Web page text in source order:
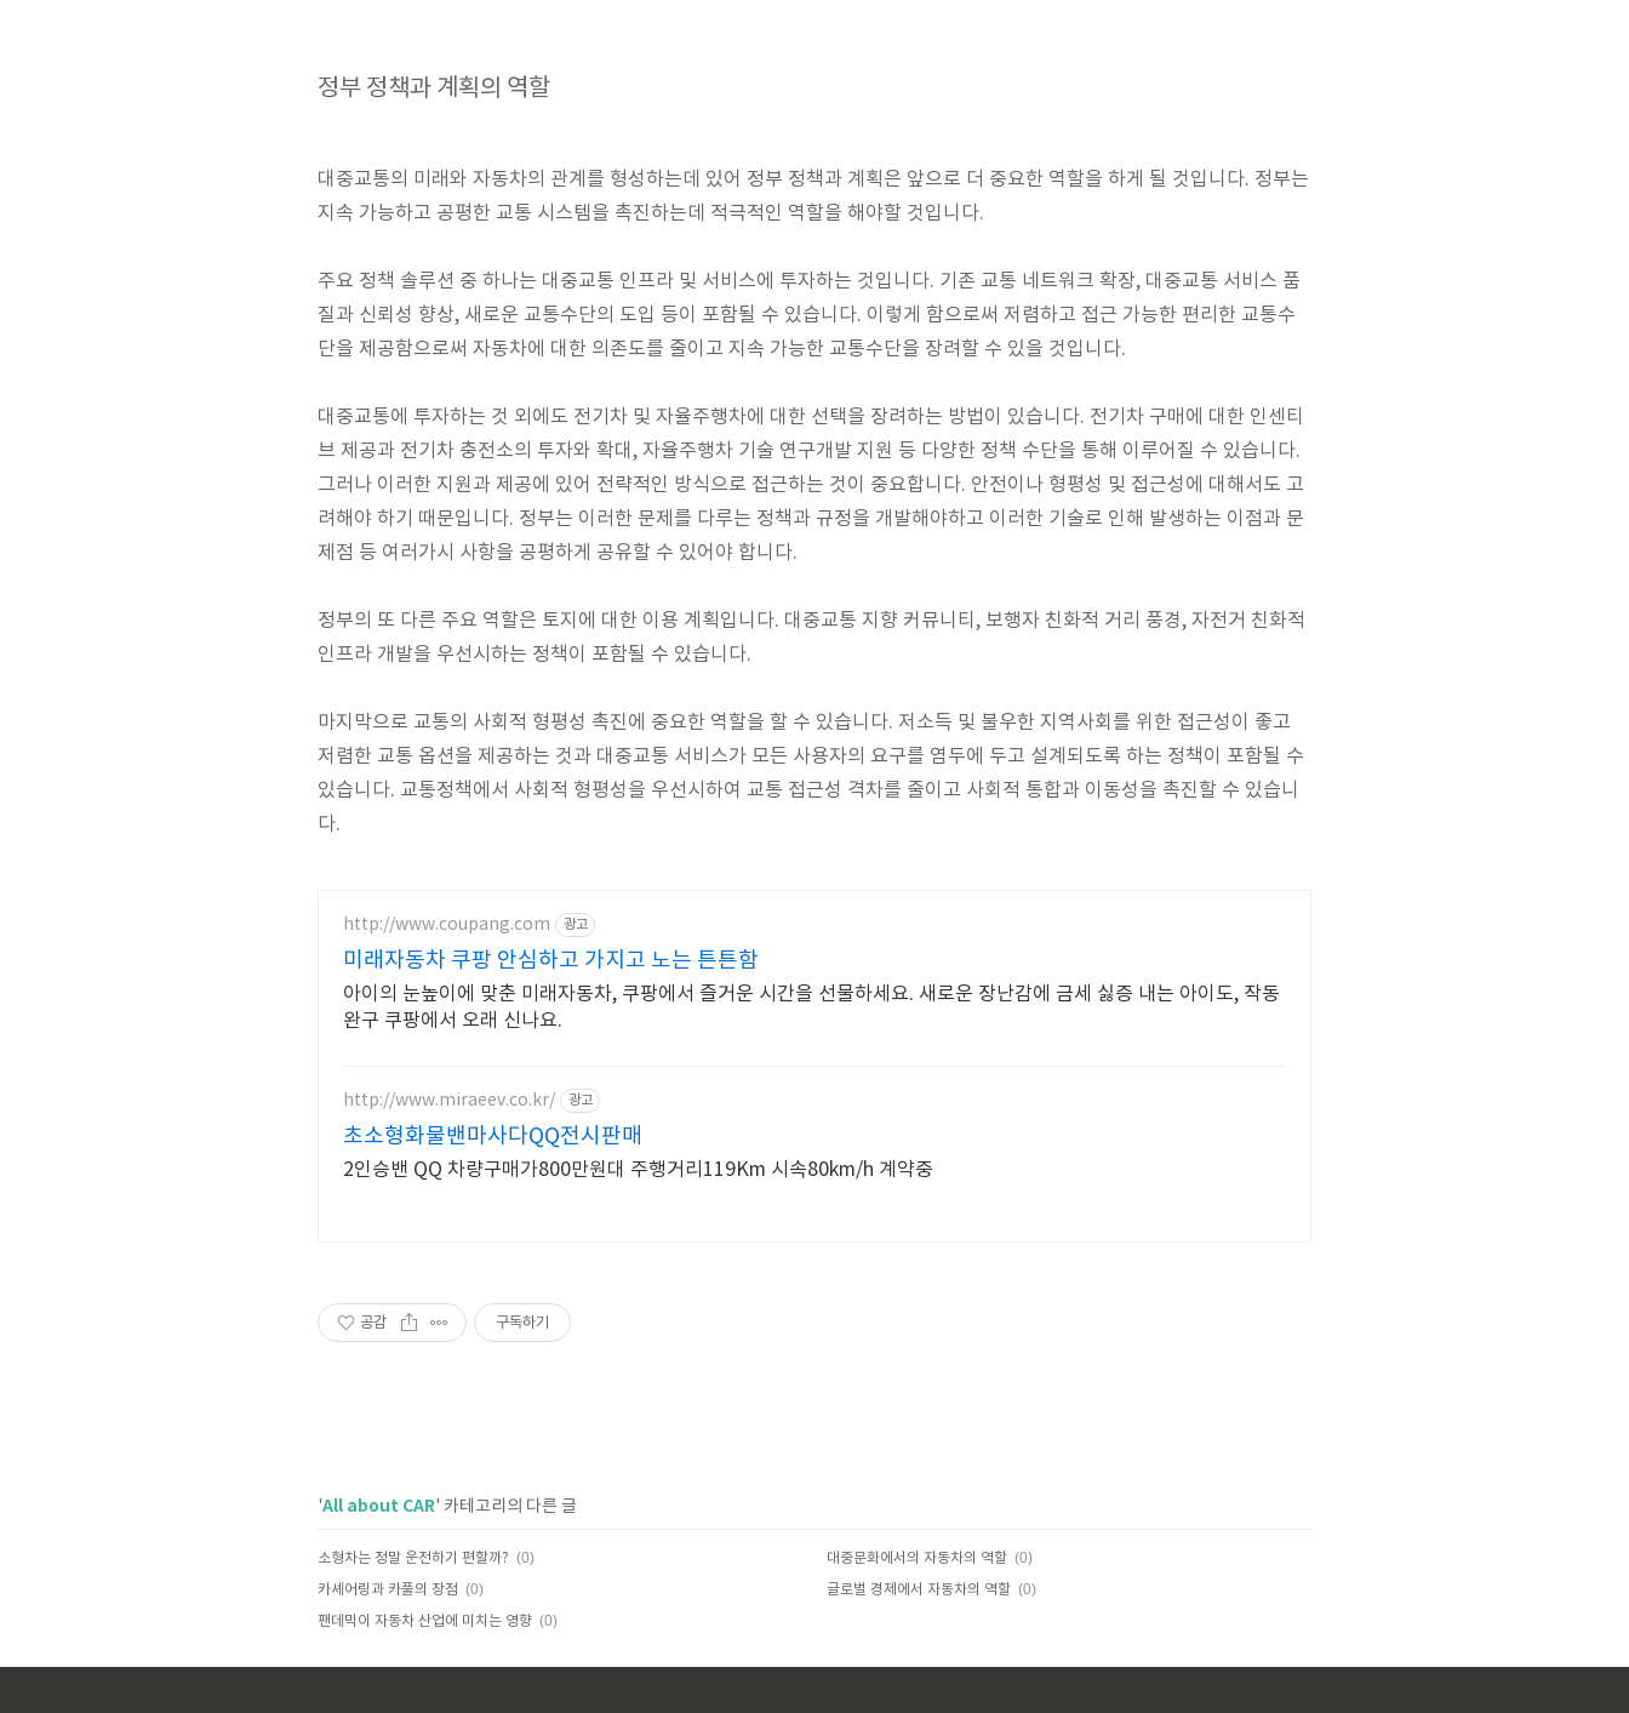
정부 정책과 계획의 역할
대중교통의 미래와 자동차의 관계를 형성하는데 있어 정부 정책과 계획은 앞으로 더 중요한 역할을 하게 될 것입니다. 정부는
지속 가능하고 공평한 교통 시스템을 촉진하는데 적극적인 역할을 해야할 것입니다.
주요 정책 솔루션 중 하나는 대중교통 인프라 및 서비스에 투자하는 것입니다. 기존 교통 네트워크 확장, 대중교통 서비스 품
질과 신뢰성 향상, 새로운 교통수단의 도입 등이 포함될 수 있습니다. 이렇게 함으로써 저렴하고 접근 가능한 편리한 교통수
단을 제공함으로써 자동차에 대한 의존도를 줄이고 지속 가능한 교통수단을 장려할 수 있을 것입니다.
대중교통에 투자하는 것 외에도 전기차 및 자율주행차에 대한 선택을 장려하는 방법이 있습니다. 전기차 구매에 대한 인센티
브 제공과 전기차 충전소의 투자와 확대, 자율주행차 기술 연구개발 지원 등 다양한 정책 수단을 통해 이루어질 수 있습니다.
그러나 이러한 지원과 제공에 있어 전략적인 방식으로 접근하는 것이 중요합니다. 안전이나 형평성 및 접근성에 대해서도 고
려해야 하기 때문입니다. 정부는 이러한 문제를 다루는 정책과 규정을 개발해야하고 이러한 기술로 인해 발생하는 이점과 문
제점 등 여러가시 사항을 공평하게 공유할 수 있어야 합니다.
정부의 또 다른 주요 역할은 토지에 대한 이용 계획입니다. 대중교통 지향 커뮤니티, 보행자 친화적 거리 풍경, 자전거 친화적
인프라 개발을 우선시하는 정책이 포함될 수 있습니다.
마지막으로 교통의 사회적 형평성 촉진에 중요한 역할을 할 수 있습니다. 저소득 및 불우한 지역사회를 위한 접근성이 좋고
저렴한 교통 옵션을 제공하는 것과 대중교통 서비스가 모든 사용자의 요구를 염두에 두고 설계되도록 하는 정책이 포함될 수
있습니다. 교통정책에서 사회적 형평성을 우선시하여 교통 접근성 격차를 줄이고 사회적 통합과 이동성을 촉진할 수 있습니
다.
http://www.coupang.com 광고
미래자동차 쿠팡 안심하고 가지고 노는 튼튼함
아이의 눈높이에 맞춘 미래자동차, 쿠팡에서 즐거운 시간을 선물하세요. 새로운 장난감에 금세 싫증 내는 아이도, 작동
완구 쿠팡에서 오래 신나요.
http://www.miraeev.co.kr/ 광고
초소형화물밴마사다QQ전시판매
2인승밴 QQ 차량구매가800만원대 주행거리119Km 시속80km/h 계약중
공감 구독하기
'All about CAR' 카테고리의 다른 글
소형차는 정말 운전하기 편할까? (0) 대중문화에서의 자동차의 역할 (0)
카셰어링과 카풀의 장점 (0) 글로벌 경제에서 자동차의 역할 (0)
팬데믹이 자동차 산업에 미치는 영향 (0)